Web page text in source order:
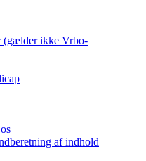
(gælder ikke Vrbo-
af indhold